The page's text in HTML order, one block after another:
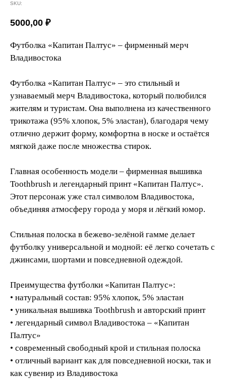
SKU:
5000,00 ₽
Футболка «Капитан Палтус» – фирменный мерч
Владивостока
Футболка «Капитан Палтус» – это стильный и
узнаваемый мерч Владивостока, который полюбился
жителям и туристам. Она выполнена из качественного
трикотажа (95% хлопок, 5% эластан), благодаря чему
отлично держит форму, комфортна в носке и остаётся
мягкой даже после множества стирок.
Главная особенность модели – фирменная вышивка
Toothbrush и легендарный принт «Капитан Палтус».
Этот персонаж уже стал символом Владивостока,
объединяя атмосферу города у моря и лёгкий юмор.
Стильная полоска в бежево-зелёной гамме делает
футболку универсальной и модной: её легко сочетать с
джинсами, шортами и повседневной одеждой.
Преимущества футболки «Капитан Палтус»:
• натуральный состав: 95% хлопок, 5% эластан
• уникальная вышивка Toothbrush и авторский принт
• легендарный символ Владивостока – «Капитан
Палтус»
• современный свободный крой и стильная полоска
• отличный вариант как для повседневной носки, так и
как сувенир из Владивостока